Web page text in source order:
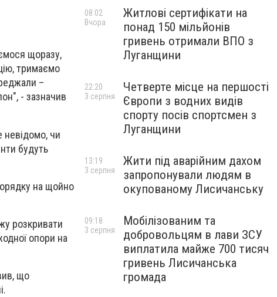
щоразу,
тримаємо
–
- зазначив
невідомо, чи
будуть
на щойно
розкривати
опори на
що
Житлові сертифікати на
понад 150 мільйонів
гривень отримали ВПО з
Луганщини
08:02
Вчора
Четверте місце на першості
Європи з водних видів
спорту посів спортсмен з
Луганщини
22:20
3 серпня
Жити під аварійним дахом
запропонували людям в
окупованому Лисичанську
13:19
3 серпня
Мобілізованим та
добровольцям в лави ЗСУ
виплатила майже 700 тисяч
гривень Лисичанська
громада
09:18
3 серпня